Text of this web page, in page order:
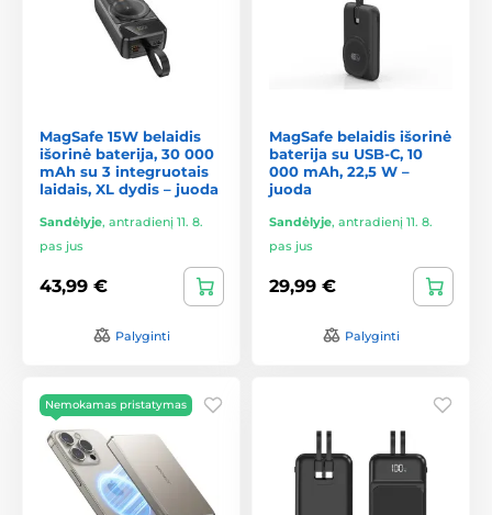
MagSafe 15W belaidis
išorinė baterija, 30 000
mAh su 3 integruotais
laidais, XL dydis – juoda
Sandėlyje, antradienį 11. 8.
pas jus
43,99 €
Palyginti
MagSafe belaidis išorinė
baterija su USB-C, 10
000 mAh, 22,5 W –
juoda
Sandėlyje, antradienį 11. 8.
pas jus
29,99 €
Palyginti
Nemokamas pristatymas